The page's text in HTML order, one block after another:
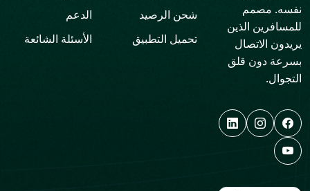
نفسه. مصمم
للمسافرين الذين
يريدون الاتصال
بسرعة دون قلق
التجوال.
شحن الرصيد
تحميل التطبيق
الدعم
الأسئلة الشائعة